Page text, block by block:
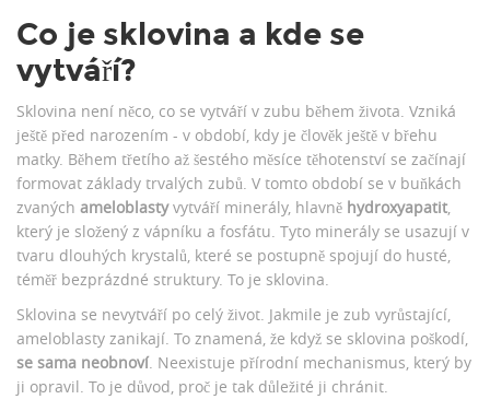
Co je sklovina a kde se
vytváří?
Sklovina není něco, co se vytváří v zubu během života. Vzniká
ještě před narozením - v období, kdy je člověk ještě v břehu
matky. Během třetího až šestého měsíce těhotenství se začínají
formovat základy trvalých zubů. V tomto období se v buňkách
zvaných ameloblastyvytváří minerály, hlavně hydroxyapatit,
který je složený z vápníku a fosfátu. Tyto minerály se usazují v
tvaru dlouhých krystalů, které se postupně spojují do husté,
téměř bezprázdné struktury. To je sklovina.
Sklovina se nevytváří po celý život. Jakmile je zub vyrůstající,
ameloblasty zanikají. To znamená, že když se sklovina poškodí,
se sama neobnoví. Neexistuje přírodní mechanismus, který by
ji opravil. To je důvod, proč je tak důležité ji chránit.